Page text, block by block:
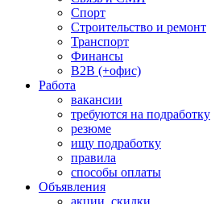
Спорт
Строительство и ремонт
Транспорт
Финансы
B2B (+офис)
Работа
вакансии
требуются на подработку
резюме
ищу подработку
правила
способы оплаты
Объявления
акции, скидки